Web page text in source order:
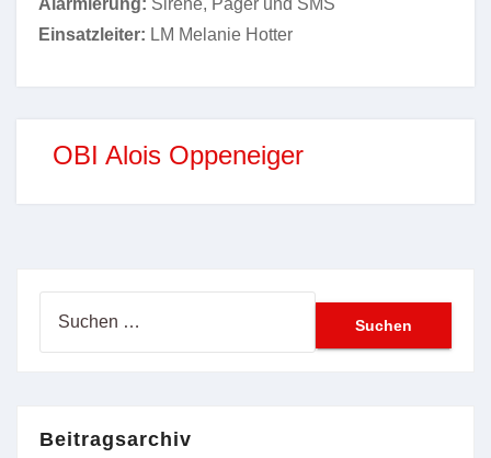
Alarmierung: Sirene, Pager und SMS
Einsatzleiter: LM Melanie Hotter
OBI Alois Oppeneiger
Beitragsarchiv